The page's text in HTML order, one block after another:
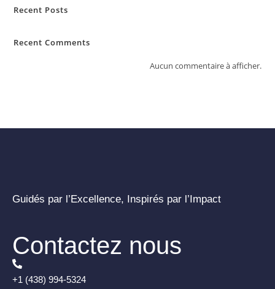
Recent Posts
Recent Comments
Aucun commentaire à afficher.
Guidés par l’Excellence, Inspirés par l’Impact
Contactez nous
+1 (438) 994-5324